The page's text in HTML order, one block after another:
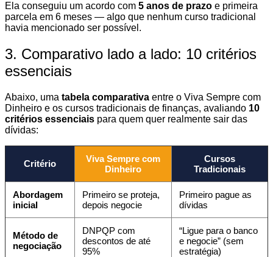
Ela conseguiu um acordo com 5 anos de prazo e primeira
parcela em 6 meses — algo que nenhum curso tradicional
havia mencionado ser possível.
3. Comparativo lado a lado: 10 critérios
essenciais
Abaixo, uma tabela comparativa entre o Viva Sempre com
Dinheiro e os cursos tradicionais de finanças, avaliando 10
critérios essenciais para quem quer realmente sair das
dívidas:
Critério
Viva Sempre com
Dinheiro
Cursos
Tradicionais
Abordagem
inicial
Primeiro se proteja,
depois negocie
Primeiro pague as
dívidas
Método de
negociação
DNPQP com
descontos de até
95%
“Ligue para o banco
e negocie” (sem
estratégia)